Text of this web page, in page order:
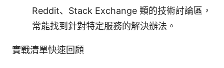
Reddit、Stack Exchange 類的技術討論區，
常能找到針對特定服務的解決辦法。
實戰清單快速回顧